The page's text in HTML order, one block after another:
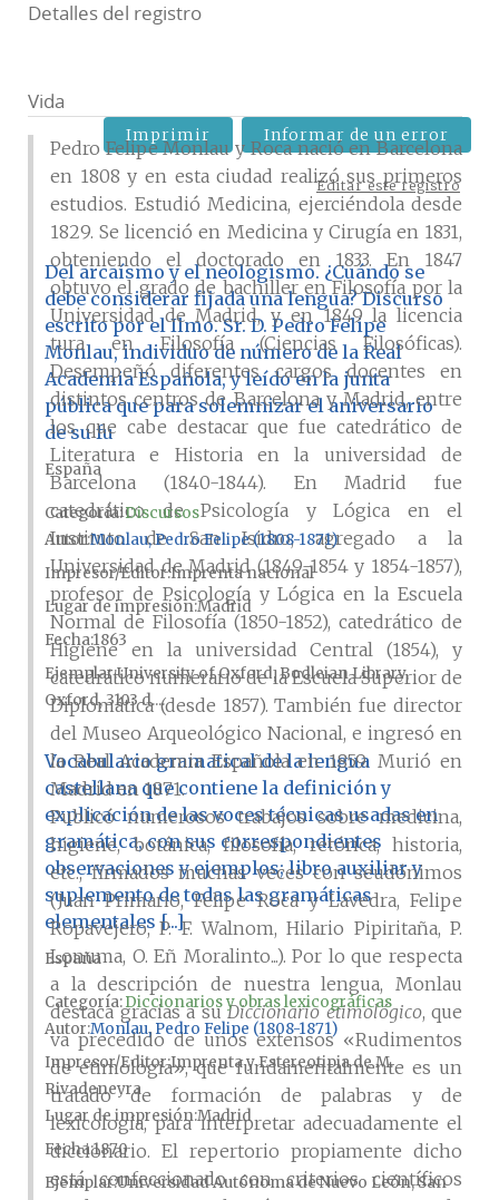
Detalles del registro
Vida
Pedro Felipe Monlau y Roca nació en Barcelona
en 1808 y en esta ciudad realizó sus primeros
estudios. Estudió Medicina, ejerciéndola desde
1829. Se licenció en Medicina y Cirugía en 1831,
obteniendo el doctorado en 1833. En 1847
obtuvo el grado de bachiller en Filosofía por la
Universidad de Madrid, y en 1849 la licencia
tura en Filosofía (Ciencias Filosóficas).
Desempeñó diferentes cargos docentes en
distintos centros de Barcelona y Madrid, entre
los que cabe destacar que fue catedrático de
Literatura e Historia en la universidad de
Barcelona (1840-1844). En Madrid fue
catedrático de Psicología y Lógica en el
Instituto de San Isidro, agregado a la
Universidad de Madrid (1849-1854 y 1854-1857),
profesor de Psicología y Lógica en la Escuela
Normal de Filosofía (1850-1852), catedrático de
Higiene en la universidad Central (1854), y
catedrático numerario de la Escuela Superior de
Diplomática (desde 1857). También fue director
del Museo Arqueológico Nacional, e ingresó en
la Real Academia Española en 1859. Murió en
Madrid en 1871.
Publicó numerosos trabajos sobre medicina,
higiene, botánica, filosofía, retórica, historia,
etc., firmados muchas veces con seudónimos
(Juan Primario, Felipe Roca y Lavedra, Felipe
Ropavejero, P. F. Walnom, Hilario Pipiritaña, P.
Lonuma, O. Eñ Moralinto...). Por lo que respecta
a la descripción de nuestra lengua, Monlau
destaca gracias a suDiccionario etimológico, que
va precedido de unos extensos «Rudimentos
de etimología», que fundamentalmente es un
tratado de formación de palabras y de
lexicología, para interpretar adecuadamente el
diccionario. El repertorio propiamente dicho
está confeccionado con criterios científicos
Imprimir Informar de un error
Editar este registro
Del arcaísmo y el neologismo. ¿Cuándo se
debe considerar fijada una lengua? Discurso
escrito por el Ilmo. Sr. D. Pedro Felipe
Monlau, individuo de número de la Real
Academia Española, y leído en la junta
pública que para solemnizar el aniversario
de su fu
España
Categoría:Discursos
AutorMonlau, Pedro Felipe (1808-1871)
Impresor/EditorImprenta nacional
Lugar de impresiónMadrid
Fecha1863
EjemplarUniversity of Oxford, Bodleian Library,
Oxford, 3103 d....
Vocabulario gramatical de la lengua
castellana que contiene la definición y
explicación de las voces técnicas usadas en
gramática, con sus correspondientes
observaciones y ejemplos; libro auxiliar y
suplemento de todas las gramáticas
elementales [...]
España
Categoría:Diccionarios y obras lexicográficas
Autor Monlau, Pedro Felipe (1808-1871)
Impresor/EditorImprenta y Estereotipia de M.
Rivadeneyra
Lugar de impresiónMadrid
Fecha1870
EjemplarUniversidad Autónoma de Nuevo León, San